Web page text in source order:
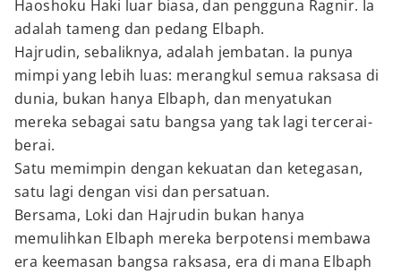
Haoshoku Haki luar biasa, dan pengguna Ragnir. Ia
adalah tameng dan pedang Elbaph.
Hajrudin, sebaliknya, adalah jembatan. Ia punya
mimpi yang lebih luas: merangkul semua raksasa di
dunia, bukan hanya Elbaph, dan menyatukan
mereka sebagai satu bangsa yang tak lagi tercerai-
berai.
Satu memimpin dengan kekuatan dan ketegasan,
satu lagi dengan visi dan persatuan.
Bersama, Loki dan Hajrudin bukan hanya
memulihkan Elbaph mereka berpotensi membawa
era keemasan bangsa raksasa, era di mana Elbaph